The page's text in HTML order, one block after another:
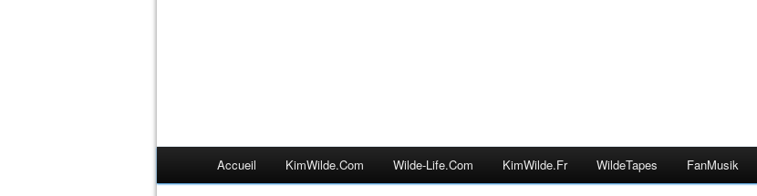
Accueil KimWilde.com Wilde-Life.com KimWilde.fr WildeTapes FanMusik